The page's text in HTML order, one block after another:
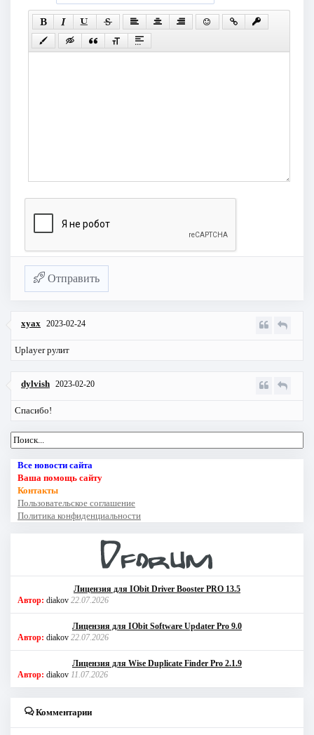
Отправить
xyax 2023-02-24
Uplayer рулит
dylvish 2023-02-20
Спасибо!
Все новости сайта
Ваша помощь сайту
Контакты
Пользовательское соглашение
Политика конфиденциальности
Лицензия для IObit Driver Booster PRO 13.5
Автор: diakov 22.07.2026
Лицензия для IObit Software Updater Pro 9.0
Автор: diakov 22.07.2026
Лицензия для Wise Duplicate Finder Pro 2.1.9
Автор: diakov 11.07.2026
Комментарии